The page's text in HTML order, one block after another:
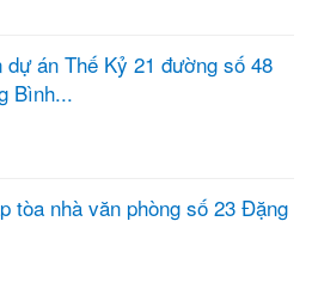
dự án Thế Kỷ 21 đường số 48
Bình...
tòa nhà văn phòng số 23 Đặng